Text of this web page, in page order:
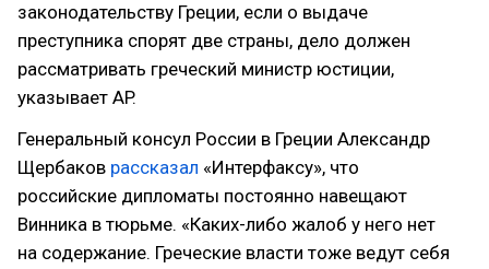
законодательству Греции, если о выдаче
преступника спорят две страны, дело должен
рассматривать греческий министр юстиции,
указывает AP.
Генеральный консул России в Греции Александр
Щербаков рассказал «Интерфаксу», что
российские дипломаты постоянно навещают
Винника в тюрьме. «Каких-либо жалоб у него нет
на содержание. Греческие власти тоже ведут себя